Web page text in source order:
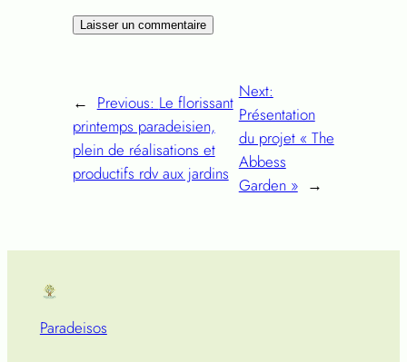
← Previous: Le florissant
printemps paradeisien,
plein de réalisations et
productifs rdv aux jardins
Next:
Présentation
du projet « The
Abbess
Garden » →
Paradeisos